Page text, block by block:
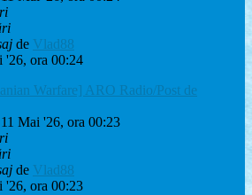
de Vlad88
'26, ora 00:24
Warfare] ARO Radio/Post de
Mai '26, ora 00:23
de Vlad88
'26, ora 00:23